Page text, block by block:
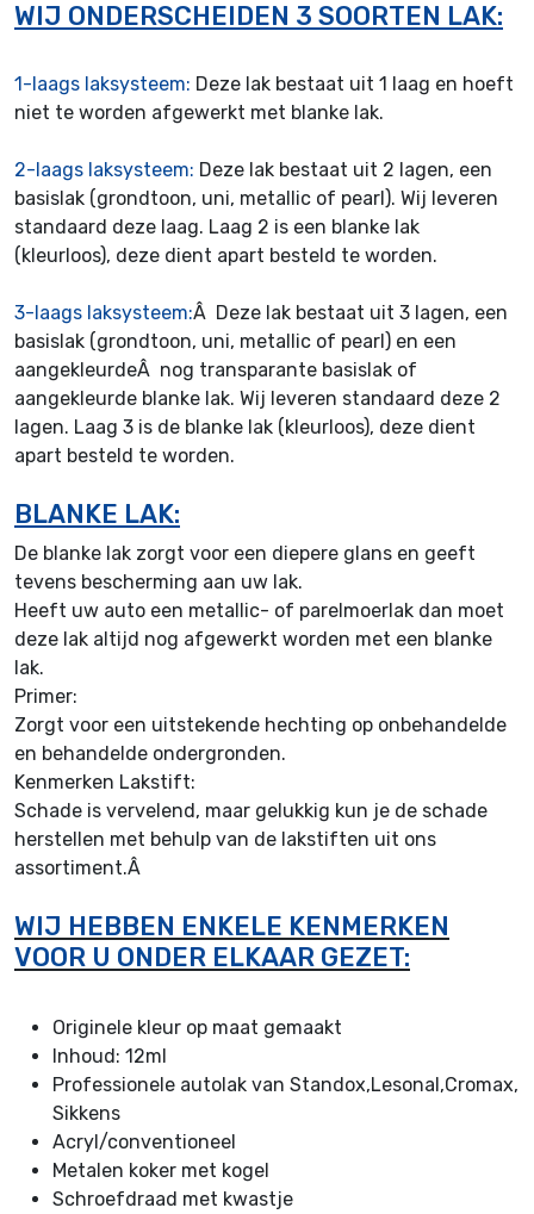
WIJ ONDERSCHEIDEN 3 SOORTEN LAK:
1-laags laksysteem: Deze lak bestaat uit 1 laag en hoeft
niet te worden afgewerkt met blanke lak.
2-laags laksysteem: Deze lak bestaat uit 2 lagen, een
basislak (grondtoon, uni, metallic of pearl). Wij leveren
standaard deze laag. Laag 2 is een blanke lak
(kleurloos), deze dient apart besteld te worden.
3-laags laksysteem:Â Deze lak bestaat uit 3 lagen, een
basislak (grondtoon, uni, metallic of pearl) en een
aangekleurdeÂ nog transparante basislak of
aangekleurde blanke lak. Wij leveren standaard deze 2
lagen. Laag 3 is de blanke lak (kleurloos), deze dient
apart besteld te worden.
BLANKE LAK:
De blanke lak zorgt voor een diepere glans en geeft
tevens bescherming aan uw lak.
Heeft uw auto een metallic- of parelmoerlak dan moet
deze lak altijd nog afgewerkt worden met een blanke
lak.
Primer:
Zorgt voor een uitstekende hechting op onbehandelde
en behandelde ondergronden.
Kenmerken Lakstift:
Schade is vervelend, maar gelukkig kun je de schade
herstellen met behulp van de lakstiften uit ons
assortiment.Â
WIJ HEBBEN ENKELE KENMERKEN
VOOR U ONDER ELKAAR GEZET:
Originele kleur op maat gemaakt
Inhoud: 12ml
Professionele autolak van Standox,Lesonal,Cromax,
Sikkens
Acryl/conventioneel
Metalen koker met kogel
Schroefdraad met kwastje